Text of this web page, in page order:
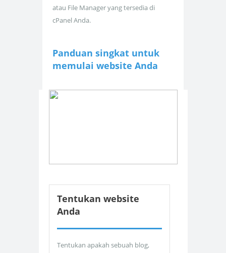
atau File Manager yang tersedia di
cPanel Anda.
Panduan singkat untuk
memulai website Anda
Tentukan website
Anda
Tentukan apakah sebuah blog,